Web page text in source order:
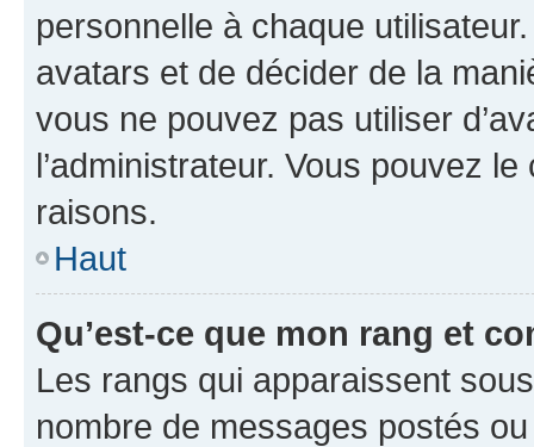
personnelle à chaque utilisateur.
avatars et de décider de la
vous ne pouvez pas utiliser
l’administrateur. Vous pouvez
raisons.
Haut
Qu’est-ce que mon rang et
Les rangs qui apparaissent
nombre de messages postés